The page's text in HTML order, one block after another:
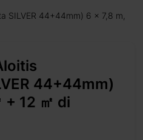
SILVER 44+44mm) 6 x 7,8 m,
44+44mm)
+ 12 ㎡ di